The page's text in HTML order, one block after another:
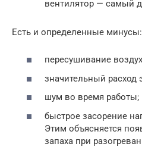
вентилятор — самый
Есть и определенные минусы:
пересушивание
значительный расход
шум во время работы;
быстрое засорение
Этим объясняется
запаха при